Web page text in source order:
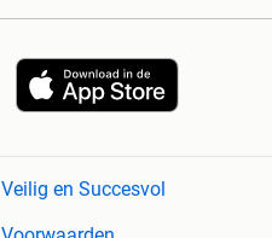
Veilig en Succesvol